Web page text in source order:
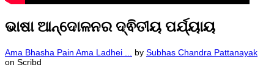
ଭାଷା ଆନ୍ଦୋଳନର ଦ୍ଵିତୀୟ ପର୍ଯ୍ୟାୟ
Ama Bhasha Pain Ama Ladhei ... by Subhas Chandra Pattanayak
on Scribd